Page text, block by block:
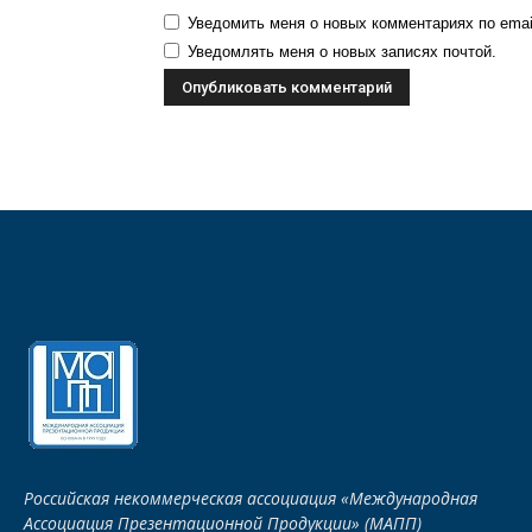
Уведомить меня о новых комментариях по
Уведомлять меня о новых записях почтой.
Российская некоммерческая ассоциация «Международная
Ассоциация Презентационной Продукции» (МАПП)